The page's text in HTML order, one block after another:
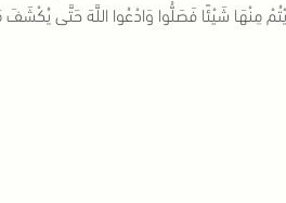
مِنْهَا شَيْئًا فَصَلُّوا وَادْعُوا اللَّهَ حَتَّى